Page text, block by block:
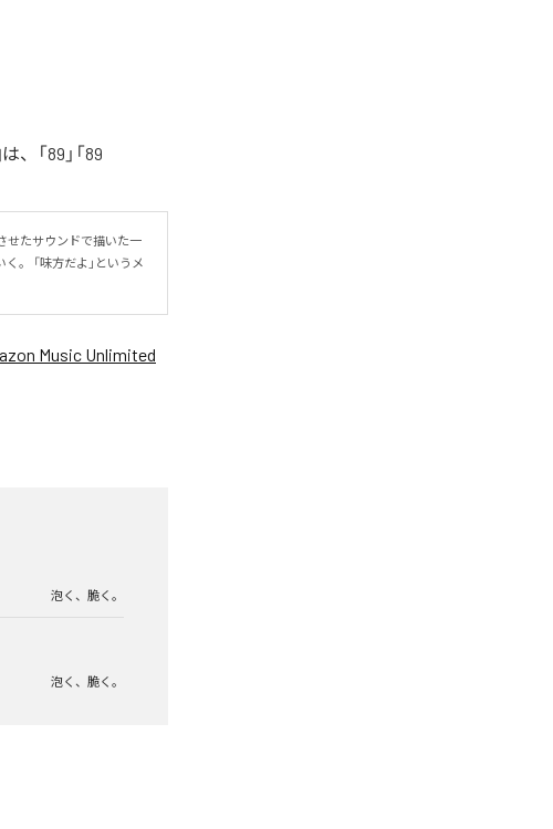
「89」「89
せたサウンドで描いた一
。 「味方だよ」というメ
Music Unlimited
泡く、脆く。
泡く、脆く。